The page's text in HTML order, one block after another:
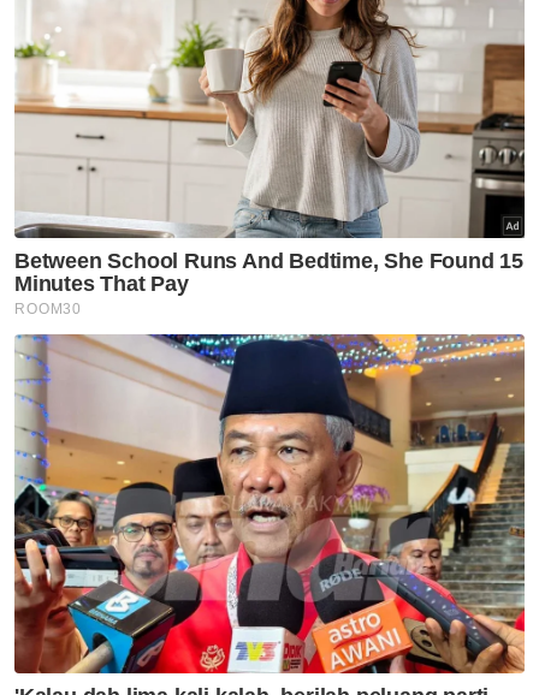
hadapan, sesuatu yang tidak boleh
dipindahkan kepada pekerja atau dianggap
sebagai kos operasi biasa.
Oleh itu, insentif untuk menghalang
penjualan barangan haram di premis masing-
masing menjadi lebih langsung dan signifikan.
Sebanyak 87 peratus rakyat Malaysia yang
menyertai tinjauan tersebut mahukan
tindakan lebih tegas terhadap semua pihak
yang terlibat dalam perdagangan haram.
Malah, 43 peratus secara khusus
menyokong langkah menamakan secara
terbuka perniagaan yang didapati menjual
produk haram.
Perdana Menteri, Datuk Seri Anwar Ibrahim,
pada peringkat Kabinet turut mengarahkan
supaya tindakan penguatkuasaan tegas
diambil terhadap mana-mana pihak yang
melanggar peruntukan undang-undang atau